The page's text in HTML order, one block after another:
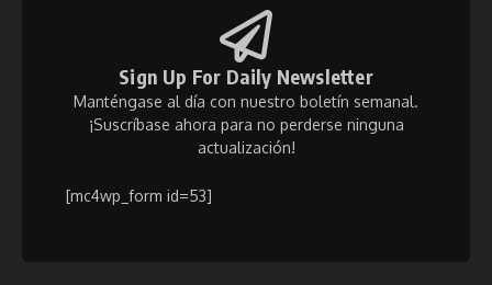
Sign Up For Daily Newsletter
Manténgase al día con nuestro boletín semanal.
¡Suscríbase ahora para no perderse ninguna
actualización!
[mc4wp_form id=53]